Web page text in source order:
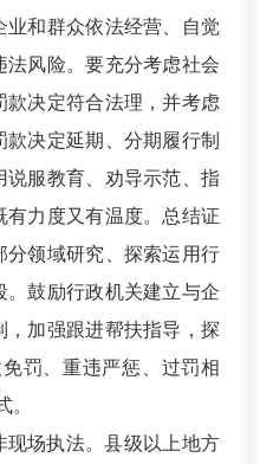
业和群众依法经营、自觉
风险。要充分考虑社会
决定符合法理，并考虑
决定延期、分期履行制
说服教育、劝导示范、指
力度又有温度。总结证
分领域研究、探索运用行
鼓励行政机关建立与企
，加强跟进帮扶指导，探
罚、重违严惩、过罚相
。
现场执法。县级以上地方